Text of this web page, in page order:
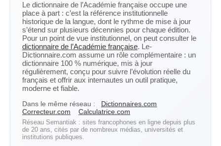
Le dictionnaire de l’Académie française occupe une
place à part : c’est la référence institutionnelle
historique de la langue, dont le rythme de mise à jour
s’étend sur plusieurs décennies pour chaque édition.
Pour un point de vue institutionnel, on peut consulter le
dictionnaire de l’Académie française. Le-
Dictionnaire.com assume un rôle complémentaire : un
dictionnaire 100 % numérique, mis à jour
régulièrement, conçu pour suivre l’évolution réelle du
français et offrir aux internautes un outil pratique,
moderne et fiable.
Dans le même réseau :
Dictionnaires.com
Correcteur.com
Calculatrice.com
Réseau Semantiak : sites francophones en ligne depuis plus
de 20 ans, cités par de nombreux médias, universités et
institutions publiques.